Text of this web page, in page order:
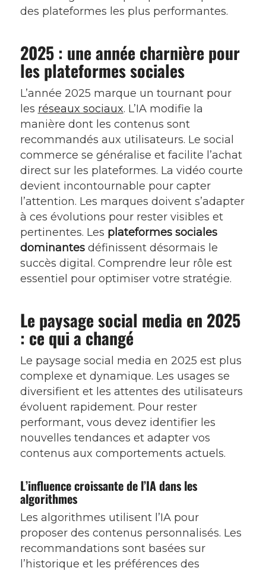
des plateformes les plus performantes.
2025 : une année charnière pour
les plateformes sociales
L’année 2025 marque un tournant pour
les réseaux sociaux. L’IA modifie la
manière dont les contenus sont
recommandés aux utilisateurs. Le social
commerce se généralise et facilite l’achat
direct sur les plateformes. La vidéo courte
devient incontournable pour capter
l’attention. Les marques doivent s’adapter
à ces évolutions pour rester visibles et
pertinentes. Les plateformes sociales
dominantesdéfinissent désormais le
succès digital. Comprendre leur rôle est
essentiel pour optimiser votre stratégie.
Le paysage social media en 2025
: ce qui a changé
Le paysage social media en 2025 est plus
complexe et dynamique. Les usages se
diversifient et les attentes des utilisateurs
évoluent rapidement. Pour rester
performant, vous devez identifier les
nouvelles tendances et adapter vos
contenus aux comportements actuels.
L’influence croissante de l’IA dans les
algorithmes
Les algorithmes utilisent l’IA pour
proposer des contenus personnalisés. Les
recommandations sont basées sur
l’historique et les préférences des